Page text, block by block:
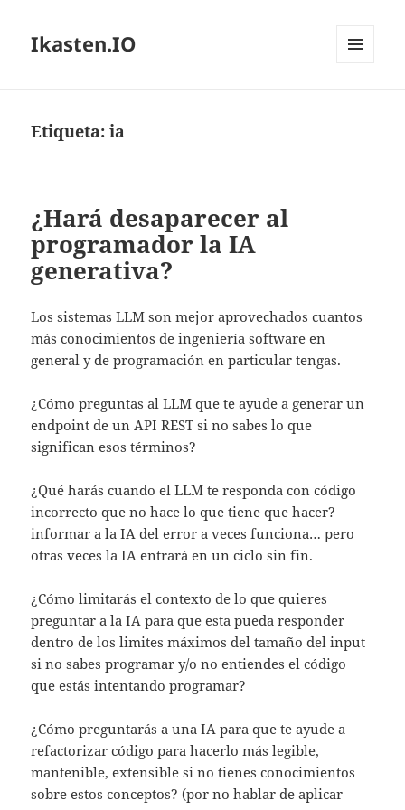
Ikasten.IO
Etiqueta:ia
¿Hará desaparecer al
programador la IA
generativa?
Los sistemas LLM son mejor aprovechados cuantos
más conocimientos de ingeniería software en
general y de programación en particular tengas.
¿Cómo preguntas al LLM que te ayude a generar un
endpoint de un API REST si no sabes lo que
significan esos términos?
¿Qué harás cuando el LLM te responda con código
incorrecto que no hace lo que tiene que hacer?
informar a la IA del error a veces funciona… pero
otras veces la IA entrará en un ciclo sin fin.
¿Cómo limitarás el contexto de lo que quieres
preguntar a la IA para que esta pueda responder
dentro de los limites máximos del tamaño del input
si no sabes programar y/o no entiendes el código
que estás intentando programar?
¿Cómo preguntarás a una IA para que te ayude a
refactorizar código para hacerlo más legible,
mantenible, extensible si no tienes conocimientos
sobre estos conceptos? (por no hablar de aplicar